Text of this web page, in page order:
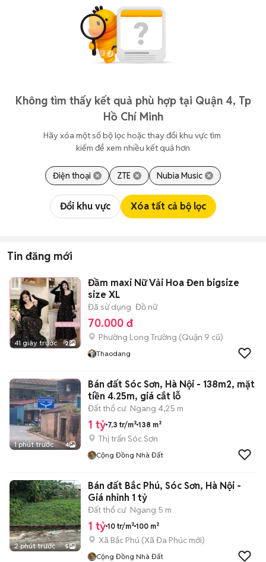
Không tìm thấy kết quả phù hợp tại Quận 4, Tp
Hồ Chí Minh
Hãy xóa một số bộ lọc hoặc thay đổi khu vực tìm
kiếm để xem nhiều kết quả hơn
Điện thoại ZTE Nubia Music
Đổi khu vực Xóa tất cả bộ lọc
Tin đăng mới
41 giây trước 2
Đầm maxi Nữ Vải Hoa Đen bigsize
size XL
Đã sử dụng Đồ nữ
70.000 đ
Phường Long Trường (Quận 9 cũ)
Thaodang
1 phút trước 4
Bán đất Sóc Sơn, Hà Nội - 138m2, mặt
tiền 4.25m, giá cắt lỗ
Đất thổ cư Ngang 4,25 m
1 tỷ 7,3 tr/m² 138 m²
Thị trấn Sóc Sơn
Cộng Đồng Nhà Đất
2 phút trước 5
Bán đất Bắc Phú, Sóc Sơn, Hà Nội -
Giá nhỉnh 1 tỷ
Đất thổ cư Ngang 5 m
1 tỷ 10 tr/m² 100 m²
Xã Bắc Phú (Xã Đa Phúc mới)
Cộng Đồng Nhà Đất